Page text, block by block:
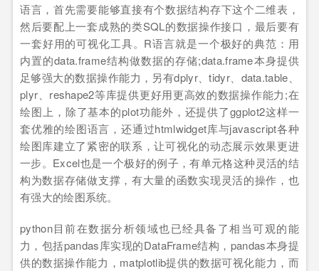
语言，首先需要能够直接有个数据结构存下这个二维表，
然后要配上一套成熟的类SQL的数据操作接口，最后要有
一套好用的可视化工具。R语言就是一个极好的典范：用
内置的data.frame结构做数据的存储;data.frame本身提供
足够强大的数据操作能力，另有dplyr、tidyr、data.table、
plyr、reshape2等库提供更好用更高效的数据操作能力;在
绘图上，除了基本的plot功能外，还提供了ggplot2这样一
套优雅的绘图语言，还通过htmlwidget库与javascript各种
绘图库建立了紧密的联系，让可视化的动态展示效果更进
一步。Excel也是一个极好的例子，有单元格这种灵活的结
构为数据存储做支撑，有大量的函数实现灵活的操作，也
有强大的绘图系统。
python目前在数据分析领域也已经具备了相当可观的能
力，包括pandas库实现的DataFrame结构，pandas本身提
供的数据操作能力，matplotlib提供的数据可视化能力，而